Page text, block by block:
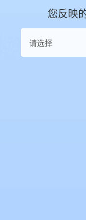
您反映
请选择